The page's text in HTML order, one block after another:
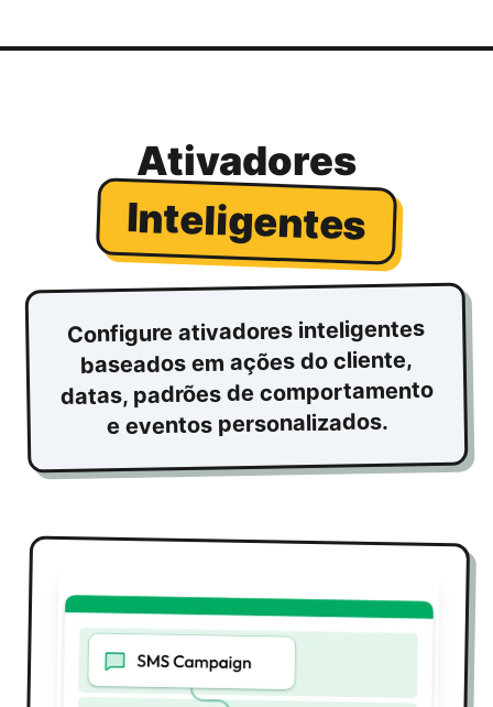
Ativadores
Inteligentes
Configure ativadores inteligentes
baseados em ações do cliente,
datas, padrões de comportamento
e eventos personalizados.